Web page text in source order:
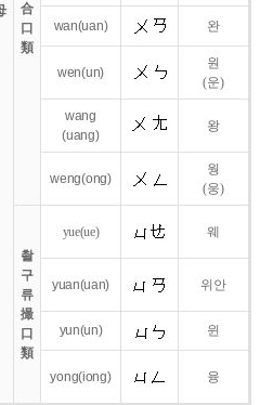
合
口
類
wan(uan) 완
wen(un)
원
(운)
wang
(uang)
왕
weng(ong)
웡
(웅)
촬
구
류
撮
口
類
yue(ue) 웨
yuan(uan) 위안
yun(un) 윈
yong(iong) 융